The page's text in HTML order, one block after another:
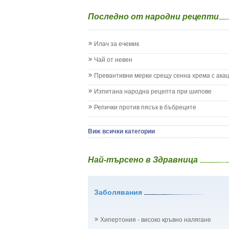
Жълтеница
Запек на бебето и детето
Кашлица при бебето и детето
Колики
Менингит
Млечница
Нощно напикаване - енуреза
Плач
Проблеми с очите на бебето и детето
Рубеола
Последно от народни рецепти
Илач за ечемик
Чай от невен
Превантивни мерки срещу сенна хрема с
Изпитана народна рецепта при шипове
Репички против пясък в бъбреците
Виж всички категории
Най-търсено в Здравница
Заболявания
Хипертония - високо кръвно налягане